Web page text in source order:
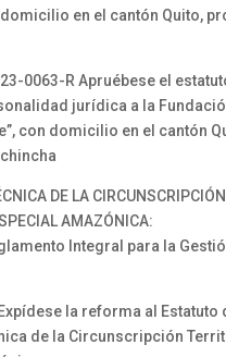
domicilio en el cantón Quito,
0063-R Apruébese el
jurídica a la
con domicilio en el cantón
DE LA CIRCUNSCRIPCIÓN
AMAZÓNICA:
Integral para la
la reforma al Estatuto
de la Circunscripción